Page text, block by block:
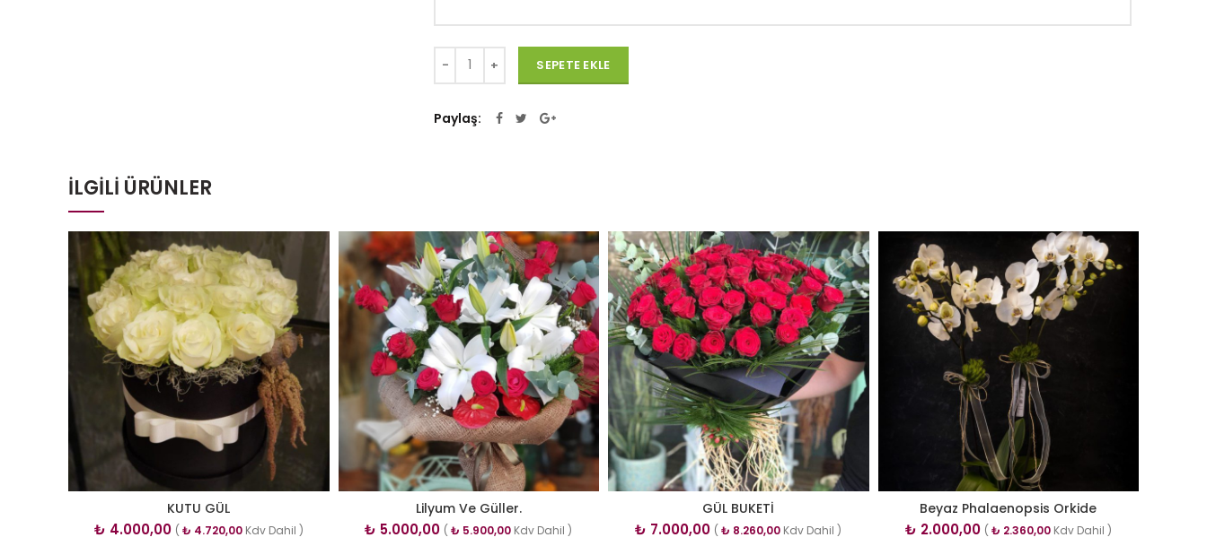
SEPETE EKLE
Paylaş
İLGILI ÜRÜNLER
KUTU GÜL
₺ 4.000,00 ( ₺ 4.720,00Kdv Dahil )
Lilyum Ve Güller.
₺ 5.000,00 (₺ 5.900,00 Kdv Dahil )
GÜL BUKETİ
₺ 7.000,00 (₺ 8.260,00 Kdv Dahil )
Beyaz Phalaenopsis Orkide
₺ 2.000,00 ( ₺ 2.360,00Kdv Dahil )